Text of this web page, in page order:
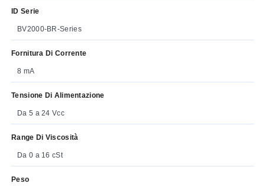
ID Serie
BV2000-BR-Series
Fornitura Di Corrente
8 mA
Tensione Di Alimentazione
Da 5 a 24 Vcc
Range Di Viscosità
Da 0 a 16 cSt
Peso